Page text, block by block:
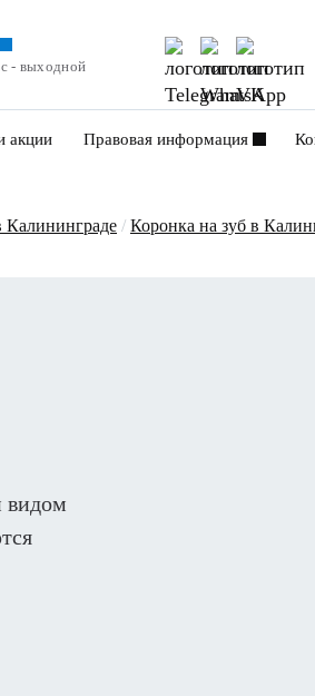
- выходной
акции Правовая информация
Калининграде / Коронка на зуб в
видом